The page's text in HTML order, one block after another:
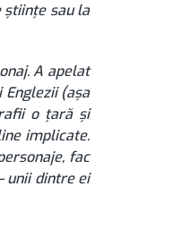
științe sau la
A apelat
Englezii (așa
o țară și
implicate.
fac
unii dintre ei